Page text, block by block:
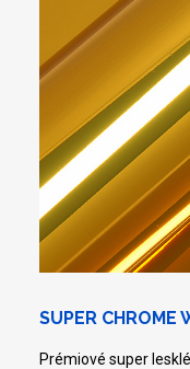
SUPER CHROME
Prémiové super